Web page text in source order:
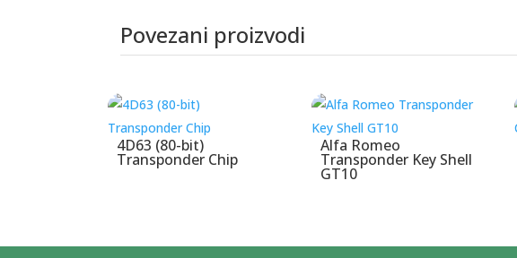
Povezani proizvodi
4D63 (80-bit)
Transponder Chip
Alfa Romeo
Transponder Key Shell
GT10